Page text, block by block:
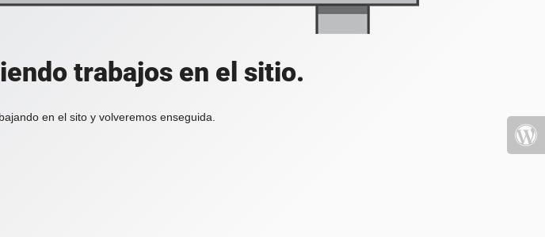
trabajos en el sitio.
en el sito y volveremos enseguida.